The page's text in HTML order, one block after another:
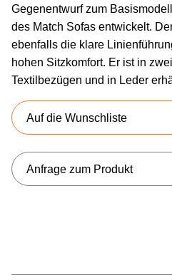
Gegenentwurf zum
des Match Sofas entwickelt.
ebenfalls die klare
hohen Sitzkomfort. Er ist in
Textilbezügen und in Leder
Auf die Wunschliste
Anfrage zum Produkt